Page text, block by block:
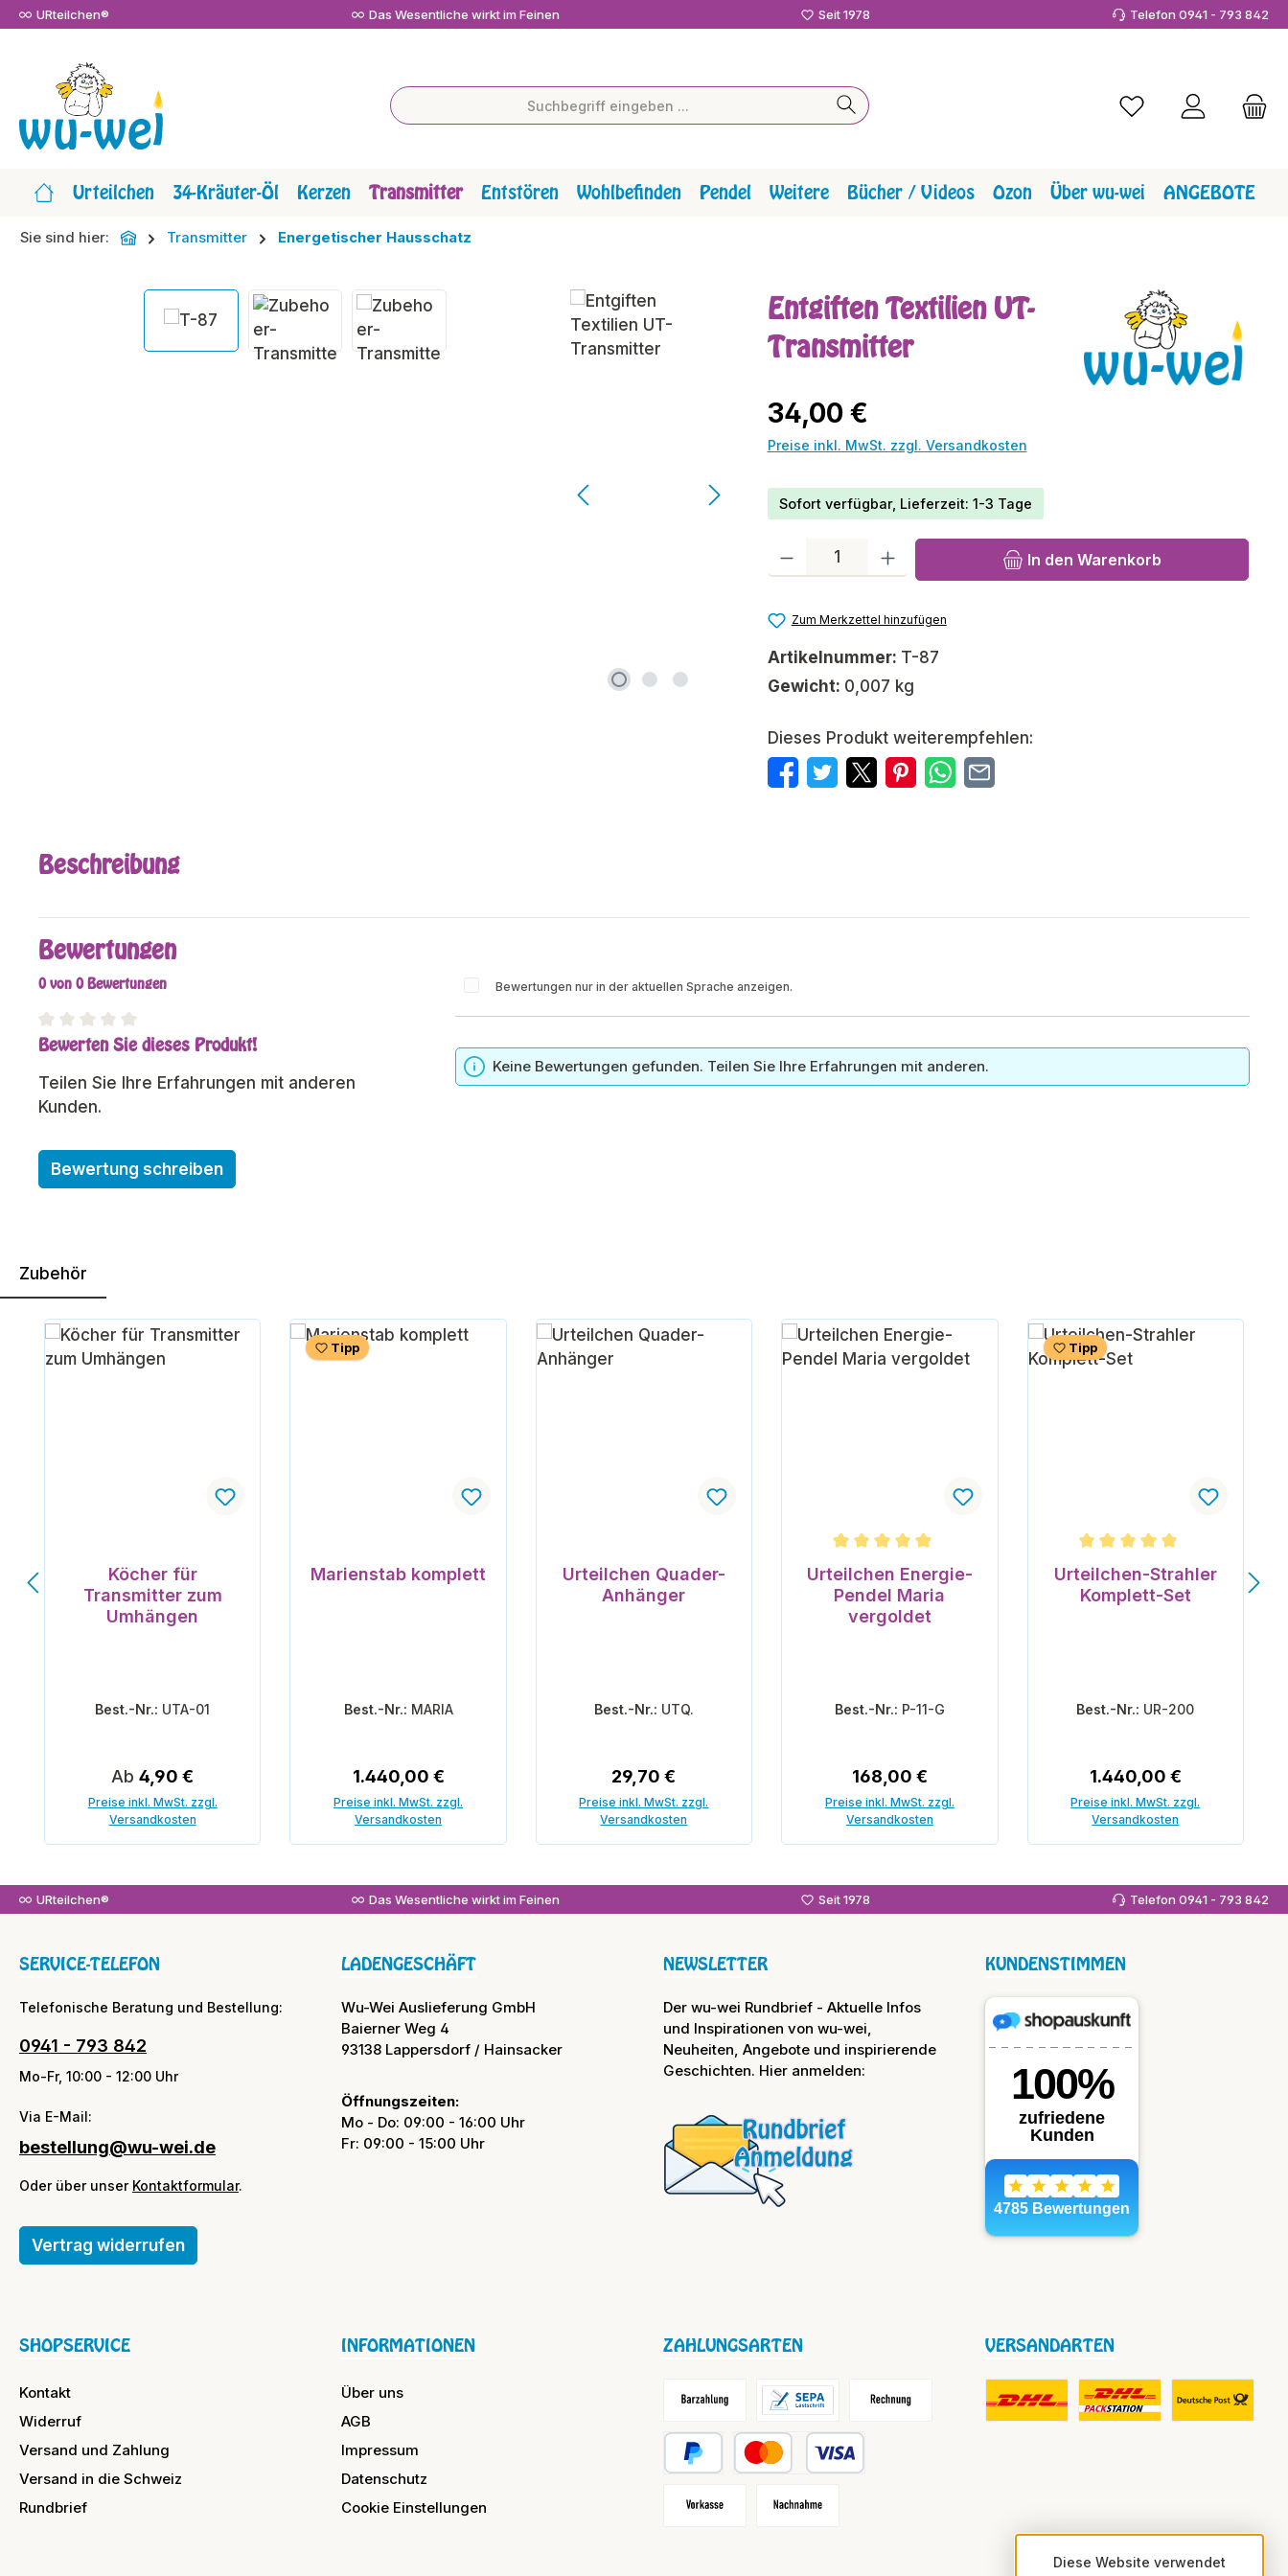
Hauptinhalt springen
Zur Suche springen
Zur Hauptnavigation springen
URteilchen® Das Wesentliche wirkt im Feinen Seit 1978 Telefon 0941 - 793 842
Du hast 0 Produkte
Urteilchen 34-Kräuter-Öl Kerzen Transmitter Entstören Wohlbefinden Pendel Weitere Bücher / Videos Ozon Über wu-wei ANGEBOTE
Sie sind hier: Transmitter Energetischer Hausschatz
Bildergalerie überspringen
Entgiften Textilien UT-
Transmitter
Regulärer Preis:
34,00 €
Preise inkl. MwSt. zzgl. Versandkosten
Sofort verfügbar, Lieferzeit: 1-3 Tage
Produkt Anzahl: Gib den gewünschten Wert ein oder benutze die
In den Warenkorb
Zum Merkzettel hinzufügen
Artikelnummer: T-87
Gewicht: 0,007 kg
Dieses Produkt weiterempfehlen:
Beschreibung
Bewertungen
0 von 0 Bewertungen
Durchschnittliche Bewertung von 0 von 5 Sternen
Bewerten Sie dieses Produkt!
Teilen Sie Ihre Erfahrungen mit anderen
Kunden.
Bewertung schreiben
Bewertungen nur in der aktuellen Sprache anzeigen.
Keine Bewertungen gefunden. Teilen Sie Ihre Erfahrungen mit anderen.
Zubehör
Produktgalerie überspringen
Köcher für
Transmitter zum
Umhängen
Best.-Nr.: UTA-01
Regulärer Preis:
Ab4,90 €
Preise inkl. MwSt. zzgl.
Versandkosten
Tipp
Marienstab komplett
Best.-Nr.: MARIA
Regulärer Preis:
1.440,00 €
Preise inkl. MwSt. zzgl.
Versandkosten
Urteilchen Quader-
Anhänger
Best.-Nr.: UTQ.
Regulärer Preis:
29,70 €
Preise inkl. MwSt. zzgl.
Versandkosten
Durchschnittliche Bewertung von 5 von 5 Sternen
Urteilchen Energie-
Pendel Maria
vergoldet
Best.-Nr.: P-11-G
Regulärer Preis:
168,00 €
Preise inkl. MwSt. zzgl.
Versandkosten
Tipp
Durchschnittliche Bewertung
Urteilchen-Strahler
Komplett-Set
Best.-Nr.: UR-200
Regulärer Preis:
1.440,00 €
Preise inkl. MwSt. zzgl.
Versandkosten
URteilchen® Das Wesentliche wirkt im Feinen Seit 1978 Telefon 0941 - 793 842
SERVICE-TELEFON
Telefonische Beratung und Bestellung:
0941 - 793 842
Mo-Fr, 10:00 - 12:00 Uhr
Via E-Mail:
bestellung@wu-wei.de
Oder über unser Kontaktformular.
Vertrag widerrufen
SHOPSERVICE
Kontakt
Widerruf
Versand und Zahlung
Versand in die Schweiz
Rundbrief
INFORMATIONEN
Über uns
AGB
Impressum
Datenschutz
Cookie Einstellungen
NEWSLETTER
Der wu-wei Rundbrief - Aktuelle Infos
und Inspirationen von wu-wei,
Neuheiten, Angebote und inspirierende
Geschichten. Hier anmelden:
KUNDENSTIMMEN
LADENGESCHÄFT
Wu-Wei Auslieferung GmbH
Baierner Weg 4
93138 Lappersdorf / Hainsacker
Öffnungszeiten:
Mo - Do: 09:00 - 16:00 Uhr
Fr: 09:00 - 15:00 Uhr
ZAHLUNGSARTEN
Lastschrift Rechnung
Barzahlung / Versandkostenfrei
VERSANDARTEN
Diese Website verwendet